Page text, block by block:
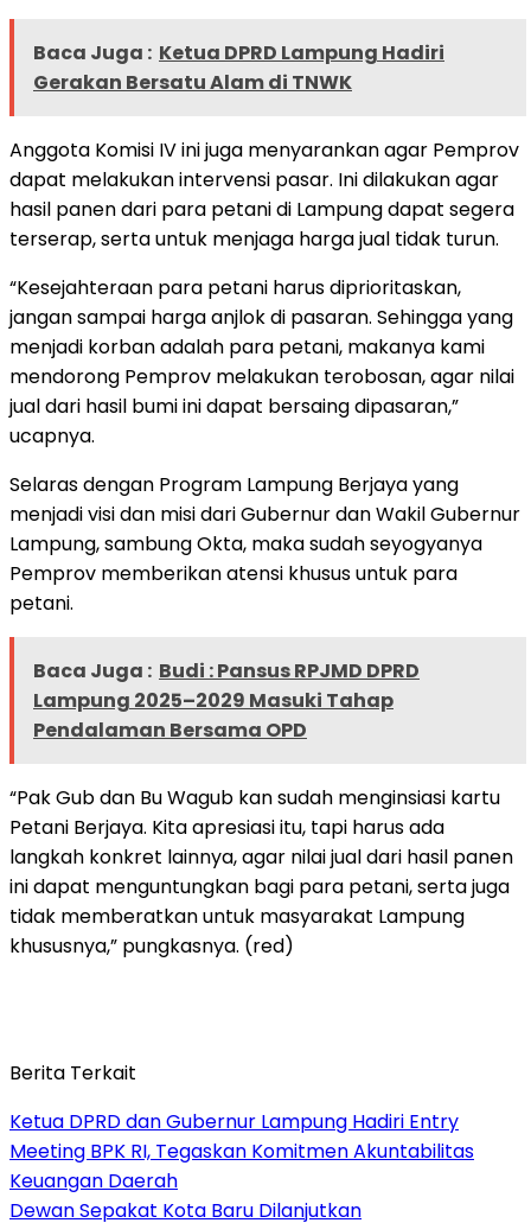
Baca Juga : Ketua DPRD Lampung Hadiri
Gerakan Bersatu Alam di TNWK
Anggota Komisi IV ini juga menyarankan agar Pemprov
dapat melakukan intervensi pasar. Ini dilakukan agar
hasil panen dari para petani di Lampung dapat segera
terserap, serta untuk menjaga harga jual tidak turun.
“Kesejahteraan para petani harus diprioritaskan,
jangan sampai harga anjlok di pasaran. Sehingga yang
menjadi korban adalah para petani, makanya kami
mendorong Pemprov melakukan terobosan, agar nilai
jual dari hasil bumi ini dapat bersaing dipasaran,”
ucapnya.
Selaras dengan Program Lampung Berjaya yang
menjadi visi dan misi dari Gubernur dan Wakil Gubernur
Lampung, sambung Okta, maka sudah seyogyanya
Pemprov memberikan atensi khusus untuk para
petani.
Baca Juga : Budi : Pansus RPJMD DPRD
Lampung 2025–2029 Masuki Tahap
Pendalaman Bersama OPD
“Pak Gub dan Bu Wagub kan sudah menginsiasi kartu
Petani Berjaya. Kita apresiasi itu, tapi harus ada
langkah konkret lainnya, agar nilai jual dari hasil panen
ini dapat menguntungkan bagi para petani, serta juga
tidak memberatkan untuk masyarakat Lampung
khususnya,” pungkasnya. (red)
Berita Terkait
Ketua DPRD dan Gubernur Lampung Hadiri Entry
Meeting BPK RI, Tegaskan Komitmen Akuntabilitas
Keuangan Daerah
Dewan Sepakat Kota Baru Dilanjutkan